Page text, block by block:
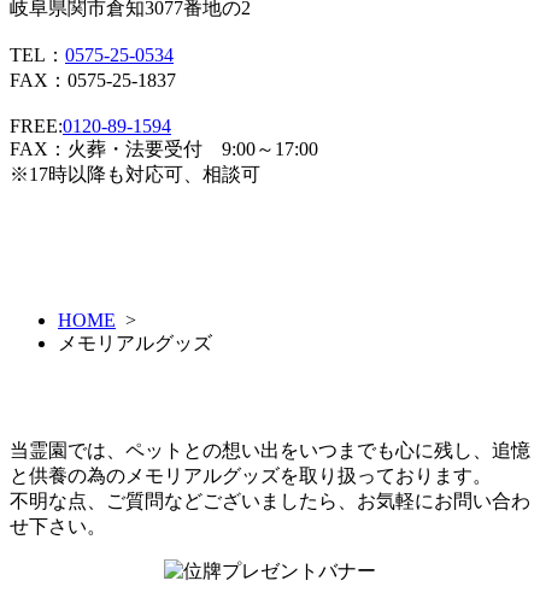
岐阜県関市倉知3077番地の2
TEL： 0575-25-0534
FAX：0575-25-1837
FREE:0120-89-1594
FAX：火葬・法要受付 9:00～17:00
※17時以降も対応可、相談可
HOME >
メモリアルグッズ
当霊園では、ペットとの想い出をいつまでも心に残し、追憶
と供養の為のメモリアルグッズを取り扱っております。
不明な点、ご質問などございましたら、お気軽にお問い合わ
せ下さい。